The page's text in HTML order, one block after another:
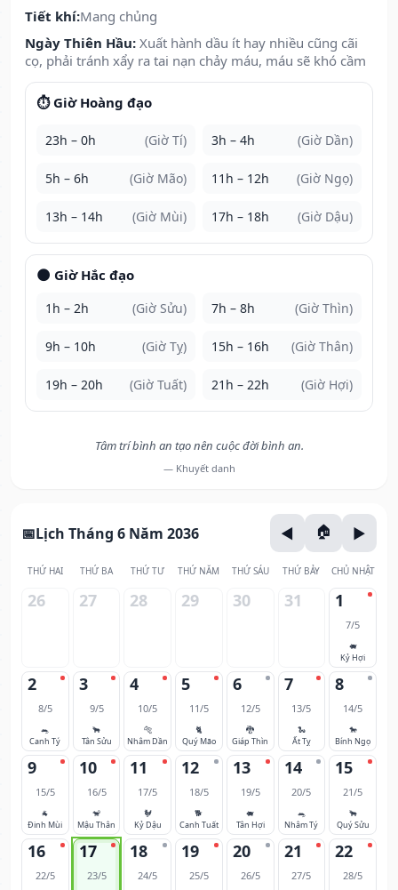
Tiết khí:Mang chủng
Ngày Thiên Hầu: Xuất hành dầu ít hay nhiều cũng cãi
cọ, phải tránh xẩy ra tai nạn chảy máu, máu sẽ khó cầm
⏱️ Giờ Hoàng đạo
23h – 0h (Giờ Tí) 3h – 4h (Giờ Dần)
5h – 6h (Giờ Mão) 11h – 12h (Giờ Ngọ)
13h – 14h (Giờ Mùi) 17h – 18h (Giờ Dậu)
🌑 Giờ Hắc đạo
1h – 2h (Giờ Sửu) 7h – 8h (Giờ Thìn)
9h – 10h (Giờ Tỵ) 15h – 16h (Giờ Thân)
19h – 20h (Giờ Tuất) 21h – 22h (Giờ Hợi)
Tâm trí bình an tạo nên cuộc đời bình an.
— Khuyết danh
Lịch Tháng 6 Năm 2036
THỨ HAI THỨ BA THỨ TƯ THỨ NĂM THỨ SÁU THỨ BẢY CHỦ NHẬT
26 27 28 29 30 31 1
7/5
🐖
Kỷ Hợi
2
8/5
🐀
Canh Tý
3
9/5
🐂
Tân Sửu
4
10/5
🐅
Nhâm Dần
5
11/5
🐈
Quý Mão
6
12/5
🐉
Giáp Thìn
7
13/5
🐍
Ất Tỵ
8
14/5
🐎
Bính Ngọ
9
15/5
🐐
Đinh Mùi
10
16/5
🐒
Mậu Thân
11
17/5
🐓
Kỷ Dậu
12
18/5
🐕
Canh Tuất
13
19/5
🐖
Tân Hợi
14
20/5
🐀
Nhâm Tý
15
21/5
🐂
Quý Sửu
16
22/5
17
23/5
18
24/5
19
25/5
20
26/5
21
27/5
22
28/5